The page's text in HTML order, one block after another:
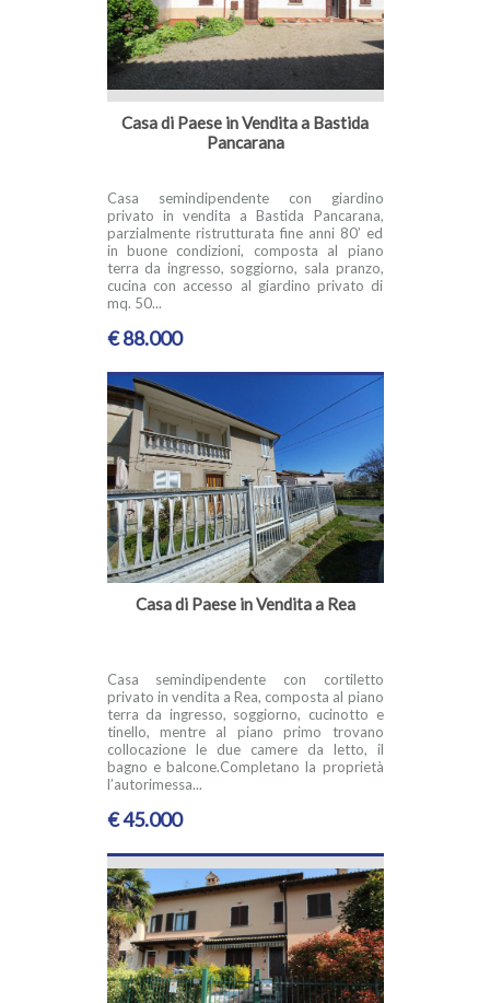
Casa di Paese in Vendita a Bastida
Pancarana
Casa semindipendente con giardino
privato in vendita a Bastida Pancarana,
parzialmente ristrutturata fine anni 80’ ed
in buone condizioni, composta al piano
terra da ingresso, soggiorno, sala pranzo,
cucina con accesso al giardino privato di
mq. 50...
€ 88.000
Casa di Paese in Vendita a Rea
Casa semindipendente con cortiletto
privato in vendita a Rea, composta al piano
terra da ingresso, soggiorno, cucinotto e
tinello, mentre al piano primo trovano
collocazione le due camere da letto, il
bagno e balcone.Completano la proprietà
l’autorimessa...
€ 45.000